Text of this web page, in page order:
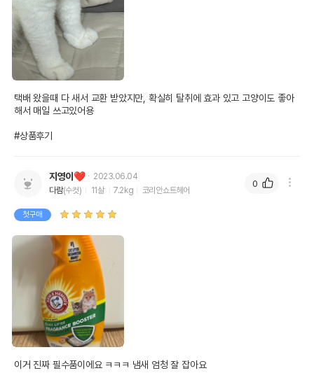
택배 왔을때 다 새서 교환 받았지만, 확실히 탈취에 효과 있고 고양이도 좋아
해서 매일 쓰고있어용
#상품후기
지영이❤
2023.06.04
다람(수컷) 11살 7.2kg 코리안쇼트헤어
첫구매
이거 진짜 필수품이에요 ㅋㅋㅋ 냄새 엄청 잘 잡아요
0